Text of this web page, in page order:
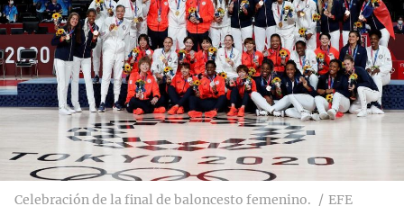
Celebración de la final de baloncesto femenino. EFE